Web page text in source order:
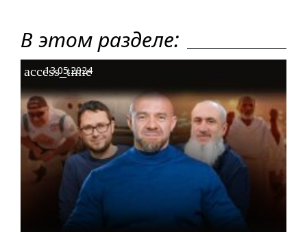
В этом разделе:
access_time
13.05.2024